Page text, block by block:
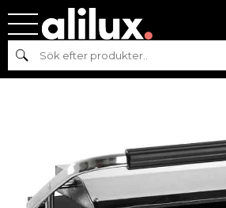
Sök
Hem
BARTSCHER